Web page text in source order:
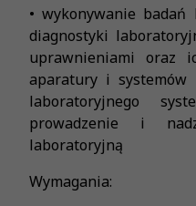
• wykonywanie
diagnostyki
uprawnieniami oraz
aparatury i systemów
laboratoryjnego
prowadzenie i
laboratoryjną
Wymagania: